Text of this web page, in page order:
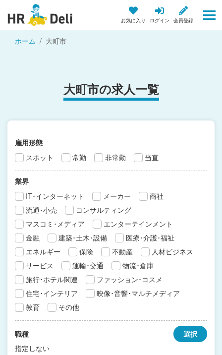
お気に入り ログイン 会員登録
ホーム 大町市
大町市の求人一覧
雇用形態
スポット
常勤 非常勤 当直
業界
IT･インターネット
メーカー
商社
流通･小売
コンサルティング
マスコミ･メディア
エンターテインメント
金融
建築･土木･設備
医療･介護･福祉
エネルギー
保険 不動産
人材ビジネス
サービス
運輸･交通
物流･倉庫
旅行･ホテル関連
ファッション･コスメ
住宅･インテリア
映像･音響･マルチメディア
教育
その他
職種
指定しない
選択